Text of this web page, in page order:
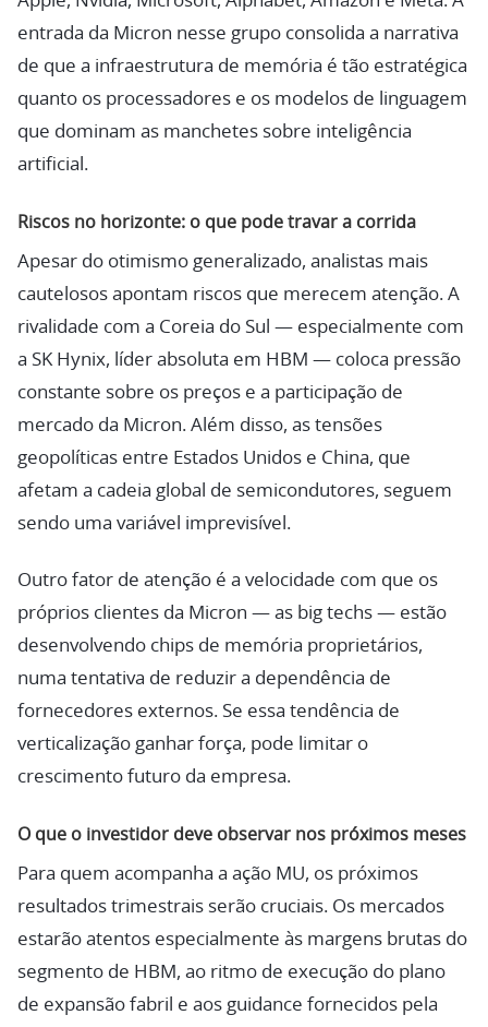
entrada da Micron nesse grupo consolida a narrativa
de que a infraestrutura de memória é tão estratégica
quanto os processadores e os modelos de linguagem
que dominam as manchetes sobre inteligência
artificial.
Riscos no horizonte: o que pode travar a corrida
Apesar do otimismo generalizado, analistas mais
cautelosos apontam riscos que merecem atenção. A
rivalidade com a Coreia do Sul — especialmente com
a SK Hynix, líder absoluta em HBM — coloca pressão
constante sobre os preços e a participação de
mercado da Micron. Além disso, as tensões
geopolíticas entre Estados Unidos e China, que
afetam a cadeia global de semicondutores, seguem
sendo uma variável imprevisível.
Outro fator de atenção é a velocidade com que os
próprios clientes da Micron — as big techs — estão
desenvolvendo chips de memória proprietários,
numa tentativa de reduzir a dependência de
fornecedores externos. Se essa tendência de
verticalização ganhar força, pode limitar o
crescimento futuro da empresa.
O que o investidor deve observar nos próximos meses
Para quem acompanha a ação MU, os próximos
resultados trimestrais serão cruciais. Os mercados
estarão atentos especialmente às margens brutas do
segmento de HBM, ao ritmo de execução do plano
de expansão fabril e aos guidance fornecidos pela